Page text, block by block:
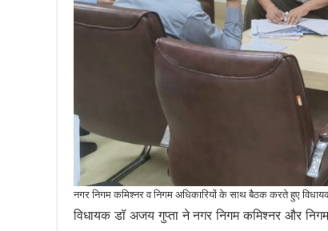
नगर निगम कमिश्नर व निगम अधिकारियों के साथ बैठक करते हुए
विधायक डॉ अजय गुप्ता ने नगर निगम कमिश्नर और